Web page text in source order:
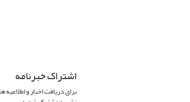
اشتراک خبرنامه
برای دریافت اخبار و